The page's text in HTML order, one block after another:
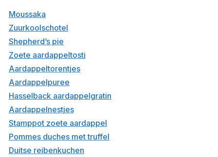
Moussaka
Zuurkoolschotel
Shepherd’s pie
Zoete aardappeltosti
Aardappeltorentjes
Aardappelpuree
Hasselback aardappelgratin
Aardappelnestjes
Stamppot zoete aardappel
Pommes duches met truffel
Duitse reibenkuchen